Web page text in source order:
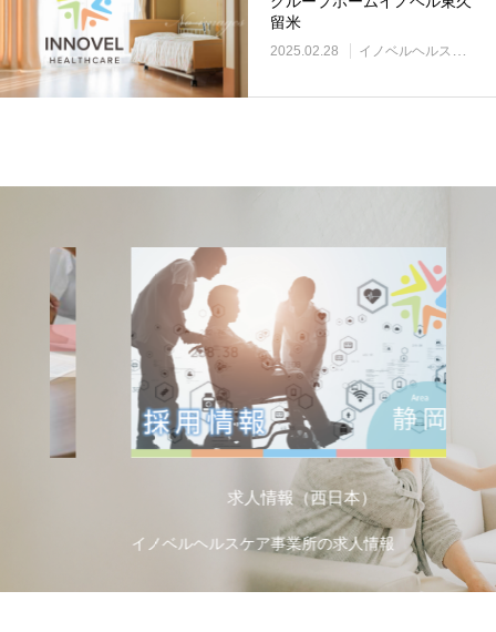
留米
2025.02.28 イノベルヘルスケア事業所
求人情報（西日本）
イノベルヘルスケア事業所の求人情報